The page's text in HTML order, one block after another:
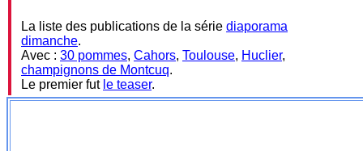
La liste des publications de la série diaporama
dimanche.
Avec : 30 pommes, Cahors, Toulouse, Huclier,
champignons de Montcuq.
Le premier fut le teaser.